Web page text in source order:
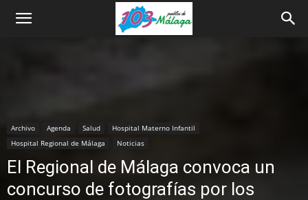
Archivo Agenda Salud
Hospital Materno Infantil
Hospital Regional de Málaga
Noticias
El Regional de Málaga convoca un
concurso de fotografías por los